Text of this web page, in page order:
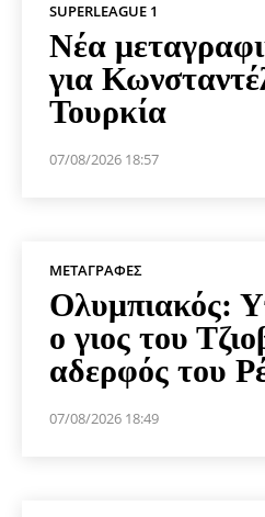
SUPERLEAGUE 1
Νέα
για
Τουρκία
07/08/2026 18:57
ΜΕΤΑΓΡΑΦΈΣ
Ολυμπιακός:
ο γιος του
αδερφός του
07/08/2026 18:49